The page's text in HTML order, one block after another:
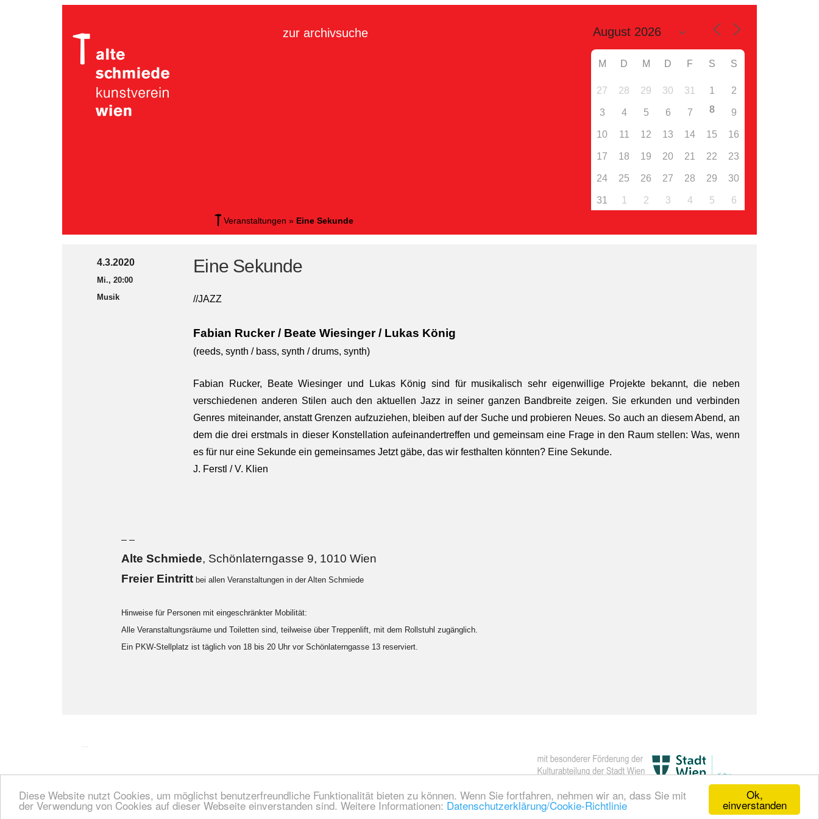
Ok,
einverstanden
Diese Website nutzt Cookies, um möglichst benutzerfreundliche Funktionalität bieten zu können. Wenn Sie fortfahren, nehmen wir an, dass Sie mit
der Verwendung von Cookies auf dieser Webseite einverstanden sind. Weitere Informationen: Datenschutzerklärung/Cookie-Richtlinie
zur archivsuche
M D M D F S S
27 28 29 30 31 1 2
3 4 5 6 7 8 9
10 11 12 13 14 15 16
17 18 19 20 21 22 23
24 25 26 27 28 29 30
31 1 2 3 4 5 6
Veranstaltungen » Eine Sekunde
4.3.2020
Mi., 20:00
Musik
Eine Sekunde
//JAZZ
Fabian Rucker / Beate Wiesinger / Lukas König
(reeds, synth / bass, synth / drums, synth)
Fabian Rucker, Beate Wiesinger und Lukas König sind für musikalisch sehr eigenwillige Projekte bekannt, die neben
verschiedenen anderen Stilen auch den aktuellen Jazz in seiner ganzen Bandbreite zeigen. Sie erkunden und verbinden
Genres miteinander, anstatt Grenzen aufzuziehen, bleiben auf der Suche und probieren Neues. So auch an diesem Abend, an
dem die drei erstmals in dieser Konstellation aufeinandertreffen und gemeinsam eine Frage in den Raum stellen: Was, wenn
es für nur eine Sekunde ein gemeinsames Jetzt gäbe, das wir festhalten könnten? Eine Sekunde.
J. Ferstl / V. Klien
– –
Alte Schmiede, Schönlaterngasse 9, 1010 Wien
Freier Eintritt bei allen Veranstaltungen in der Alten Schmiede
Hinweise für Personen mit eingeschränkter Mobilität:
Alle Veranstaltungsräume und Toiletten sind, teilweise über Treppenlift, mit dem Rollstuhl zugänglich.
Ein PKW-Stellplatz ist täglich von 18 bis 20 Uhr vor Schönlaterngasse 13 reserviert.